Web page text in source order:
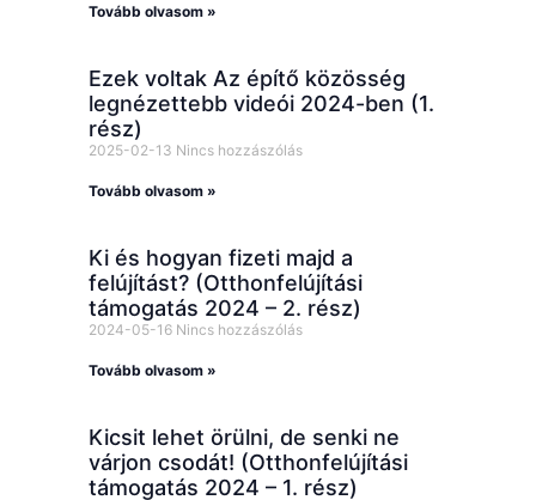
Tovább olvasom »
Ezek voltak Az építő közösség
legnézettebb videói 2024-ben (1.
rész)
2025-02-13 Nincs hozzászólás
Tovább olvasom »
Ki és hogyan fizeti majd a
felújítást? (Otthonfelújítási
támogatás 2024 – 2. rész)
2024-05-16 Nincs hozzászólás
Tovább olvasom »
Kicsit lehet örülni, de senki ne
várjon csodát! (Otthonfelújítási
támogatás 2024 – 1. rész)